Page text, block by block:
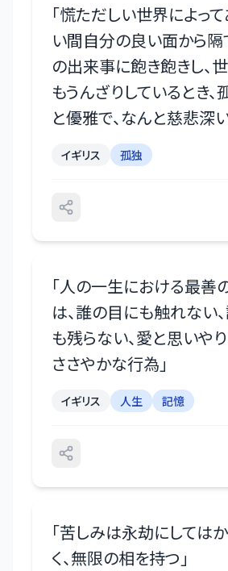
「慌ただしい世界によっ
い間自分の良い面から隔
の出来事に飽き飽きし、
もうんざりしているとき
と優雅で、なんと慈悲深
イギリス 孤独
「人の一生における最善
は、誰の目にも触れない
も残らない、愛と思いやり
ささやかな行為 」
イギリス 人生 記憶
「苦しみは永劫にしてはか
く、無限の相を持つ 」